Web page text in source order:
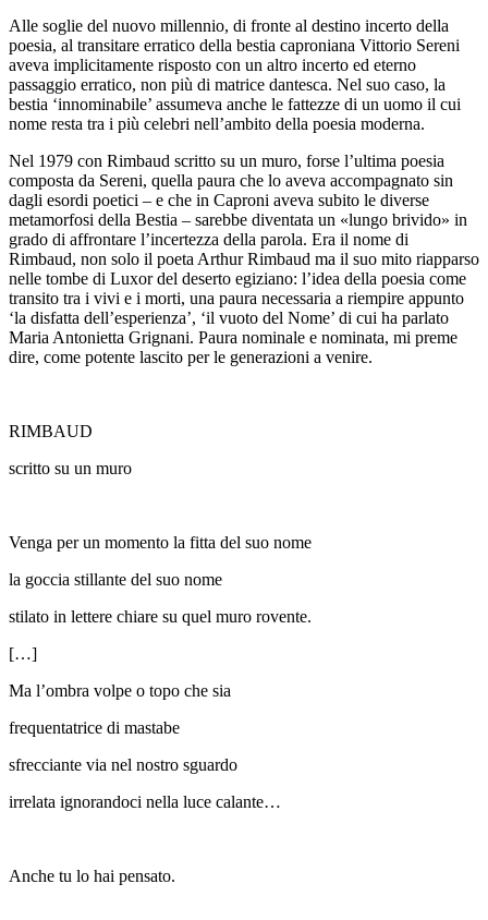
Alle soglie del nuovo millennio, di fronte al destino incerto della
poesia, al transitare erratico della bestia caproniana Vittorio Sereni
aveva implicitamente risposto con un altro incerto ed eterno
passaggio erratico, non più di matrice dantesca. Nel suo caso, la
bestia ‘innominabile’ assumeva anche le fattezze di un uomo il cui
nome resta tra i più celebri nell’ambito della poesia moderna.
Nel 1979 con Rimbaud scritto su un muro, forse l’ultima poesia
composta da Sereni, quella paura che lo aveva accompagnato sin
dagli esordi poetici – e che in Caproni aveva subito le diverse
metamorfosi della Bestia – sarebbe diventata un «lungo brivido» in
grado di affrontare l’incertezza della parola. Era il nome di
Rimbaud, non solo il poeta Arthur Rimbaud ma il suo mito riapparso
nelle tombe di Luxor del deserto egiziano: l’idea della poesia come
transito tra i vivi e i morti, una paura necessaria a riempire appunto
‘la disfatta dell’esperienza’, ‘il vuoto del Nome’ di cui ha parlato
Maria Antonietta Grignani. Paura nominale e nominata, mi preme
dire, come potente lascito per le generazioni a venire.
RIMBAUD
scritto su un muro
Venga per un momento la fitta del suo nome
la goccia stillante del suo nome
stilato in lettere chiare su quel muro rovente.
[…]
Ma l’ombra volpe o topo che sia
frequentatrice di mastabe
sfrecciante via nel nostro sguardo
irrelata ignorandoci nella luce calante…
Anche tu lo hai pensato.